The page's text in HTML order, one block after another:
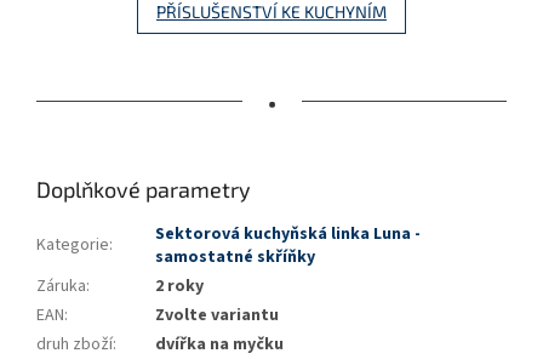
PŘÍSLUŠENSTVÍ KE KUCHYNÍM
•
Doplňkové parametry
Kategorie:
Sektorová kuchyňská linka Luna -
samostatné skříňky
Záruka:
2 roky
EAN:
Zvolte variantu
druh zboží:
dvířka na myčku